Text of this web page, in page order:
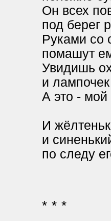
Он всех
под берег
Руками со
помашут
Увидишь
и лампочек
А это - мой
И
и
по следу
* * *